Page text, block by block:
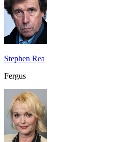
Stephen Rea
Fergus